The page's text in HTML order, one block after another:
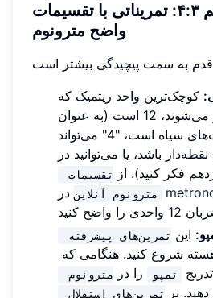
غلبه بر پلی‌ریتم ۴:۳: تمریناتی با تقسیمات
واضح مترونوم
کوچک‌ترین واحد ریتمیک که
4 و 3 در آن هم‌تراز می‌شوند، 12 است (به عنوان
مثال، اگر "3" نت‌های سیاه است، "4" می‌تواند
باشد، یا می‌توانید در
فکر کنید). از
تقسیمات
مترونوم آنلاین
این
تمرین‌های پیشرفته
شروع کنید. هنگامی که
تمپو را در
مترونوم
بر
تمرین‌های استقلال